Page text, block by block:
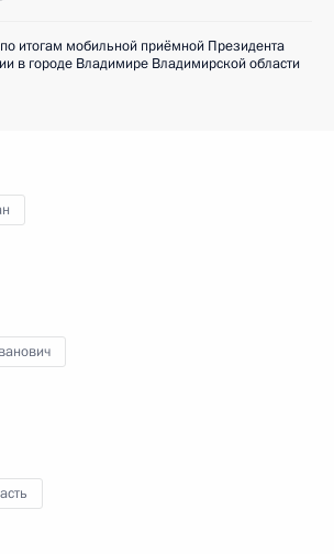
итогам мобильной приёмной Президента
в городе Владимире Владимирской области